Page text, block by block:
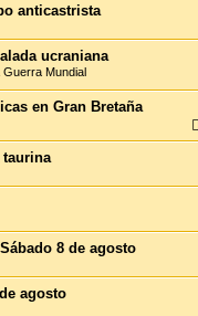
anticastrista
ucraniana
Mundial
en Gran Bretaña
taurina
8 de agosto
agosto